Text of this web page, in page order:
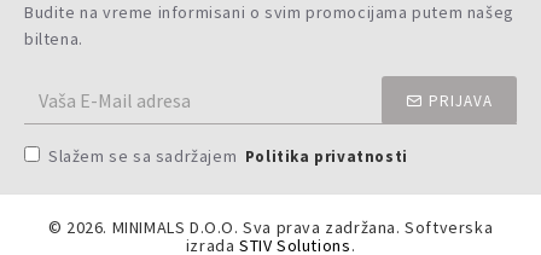
Budite na vreme informisani o svim promocijama putem našeg
biltena.
PRIJAVA
Slažem se sa sadržajem Politika privatnosti
© 2026. MINIMALS D.O.O. Sva prava zadržana. Softverska
izradaSTIV Solutions.